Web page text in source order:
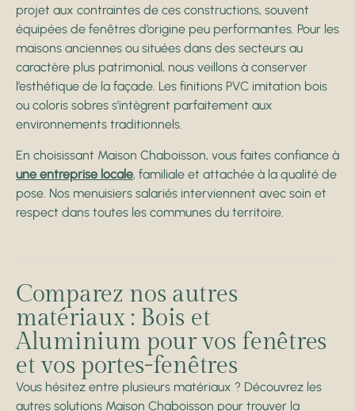
projet aux contraintes de ces constructions, souvent
équipées de fenêtres d’origine peu performantes. Pour les
maisons anciennes ou situées dans des secteurs au
caractère plus patrimonial, nous veillons à conserver
l’esthétique de la façade. Les finitions PVC imitation bois
ou coloris sobres s’intègrent parfaitement aux
environnements traditionnels.
En choisissant Maison Chaboisson, vous faites confiance à
une entreprise locale, familiale et attachée à la qualité de
pose. Nos menuisiers salariés interviennent avec soin et
respect dans toutes les communes du territoire.
Comparez nos autres
matériaux : Bois et
Aluminium pour vos fenêtres
et vos portes-fenêtres
Vous hésitez entre plusieurs matériaux ? Découvrez les
autres solutions Maison Chaboisson pour trouver la